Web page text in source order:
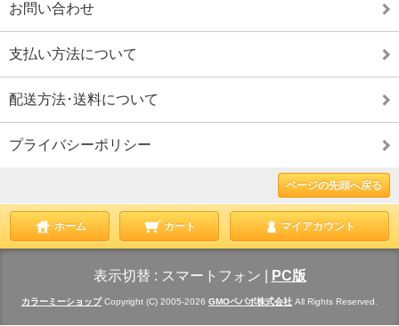
お問い合わせ
支払い方法について
配送方法･送料について
プライバシーポリシー
ページの先頭へ戻る
ホーム カート マイアカウント
表示切替 : スマートフォン PC版
カラーミーショップCopyright (C) 2005-2026 GMOペパボ株式会社 All Rights Reserved.